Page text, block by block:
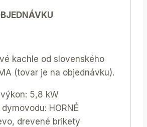
kachle od slovenského
(tovar je na objednávku).
5,8 kW
HORNÉ
drevené brikety